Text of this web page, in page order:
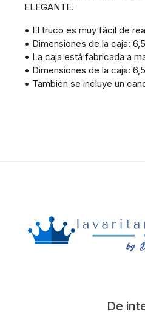
ELEGANTE.
• El truco es muy fácil de
• Dimensiones de la caja:
• La caja está fabricada a
• Dimensiones de la caja:
• También se incluye un
De